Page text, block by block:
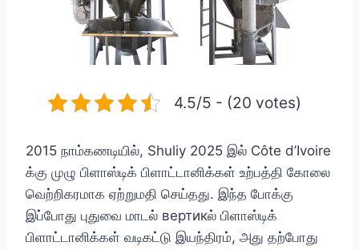
4.5/5 - (20 votes)
2015 நாம்கணடியில், Shuliy 2025 இல் Côte d’Ivoire
க்கு முழு பிளாஸ்டிக் பிளாட்டானிக்கள் உற்பத்தி கோலை
வெற்றிகரமாக ஏற்றுமதி செய்தது. இந்த போக்கு
இப்போது புதுவை மாடல் вертикல் பிளாஸ்டிக்
பிளாட்டானிக்கள் வடிகட்டு இயந்திரம், அது தற்போது